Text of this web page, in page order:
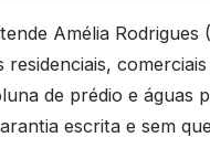
Amélia
de prédio e águas
escrita e sem